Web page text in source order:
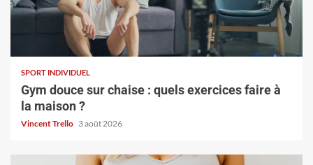
SPORT INDIVIDUEL
Gym douce sur chaise : quels exercices faire à
la maison ?
Vincent Trello 3 août 2026